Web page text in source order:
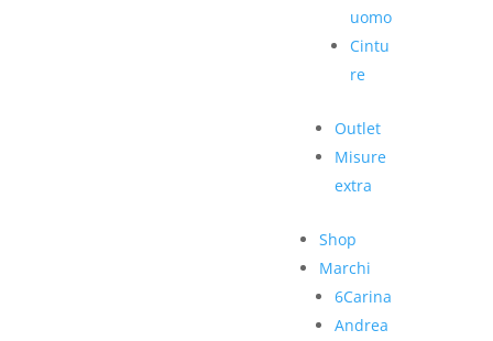
uomo
Cintu
re
Outlet
Misure
extra
Shop
Marchi
6Carina
Andrea